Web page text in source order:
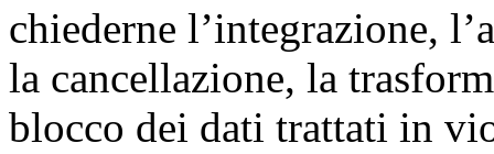
chiederne l’integrazione,
la cancellazione, la
blocco dei dati trattati in